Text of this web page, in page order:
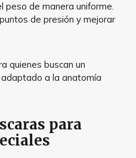
peso de manera uniforme.
de presión y mejorar
quienes buscan un
a la anatomía
para